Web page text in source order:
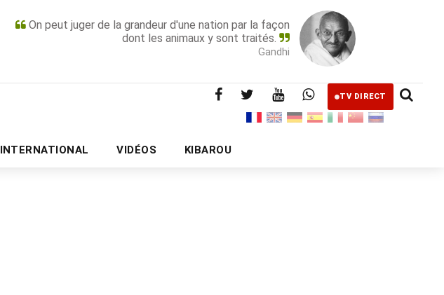
On peut juger de la grandeur d'une nation par la façon
dont les animaux y sont traités.
Gandhi
TV DIRECT
INTERNATIONAL VIDÉOS KIBAROU